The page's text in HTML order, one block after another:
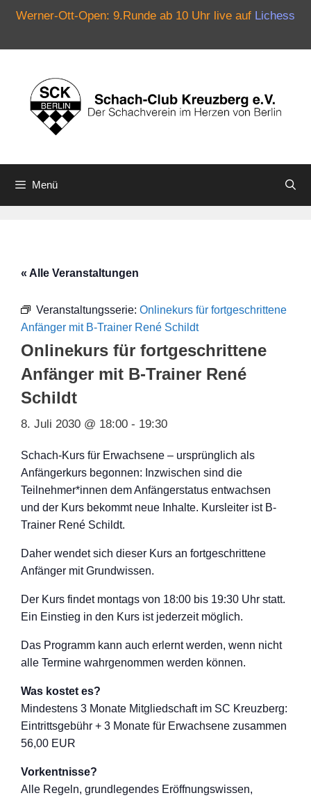
Werner-Ott-Open: 9.Runde ab 10 Uhr live auf Lichess
springen
Menü
« Alle Veranstaltungen
Veranstaltungsserie: Onlinekurs für fortgeschrittene
Anfänger mit B-Trainer René Schildt
Onlinekurs für fortgeschrittene
Anfänger mit B-Trainer René
Schildt
8. Juli 2030 @ 18:00 - 19:30
Schach-Kurs für Erwachsene – ursprünglich als
Anfängerkurs begonnen: Inzwischen sind die
Teilnehmer*innen dem Anfängerstatus entwachsen
und der Kurs bekommt neue Inhalte. Kursleiter ist B-
Trainer René Schildt.
Daher wendet sich dieser Kurs an fortgeschrittene
Anfänger mit Grundwissen.
Der Kurs findet montags von 18:00 bis 19:30 Uhr statt.
Ein Einstieg in den Kurs ist jederzeit möglich.
Das Programm kann auch erlernt werden, wenn nicht
alle Termine wahrgenommen werden können.
Was kostet es?
Mindestens 3 Monate Mitgliedschaft im SC Kreuzberg:
Eintrittsgebühr + 3 Monate für Erwachsene zusammen
56,00 EUR
Vorkentnisse?
Alle Regeln, grundlegendes Eröffnungswissen,